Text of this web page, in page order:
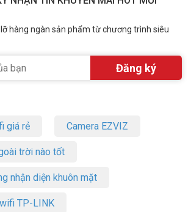
hàng ngàn sản phẩm từ chương trình siêu
giá rẻ Camera EZVIZ
trời nào tốt
nhận diện khuôn mặt
TP-LINK